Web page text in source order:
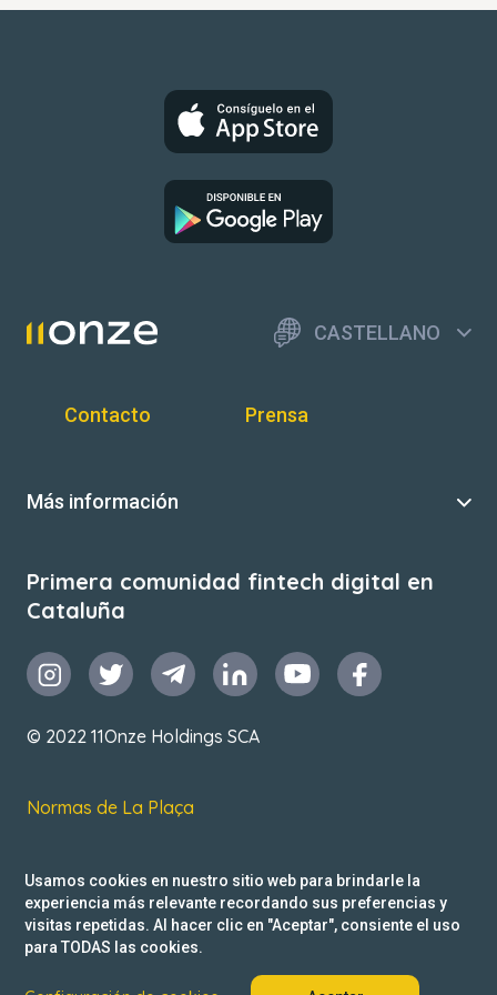
CASTELLANO
Contacto Prensa
Más información
Primera comunidad fintech digital en
Cataluña
© 2022 11Onze Holdings SCA
Normas de La Plaça
Política de privacidad
Reclamacions
Usamos cookies en nuestro sitio web para brindarle la
experiencia más relevante recordando sus preferencias y
visitas repetidas. Al hacer clic en "Aceptar", consiente el uso
para TODAS las cookies.